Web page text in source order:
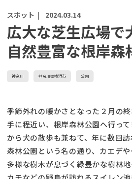
スポット | 2024.03.14
広大な芝生広場
自然豊富な根岸森
神奈川 神奈川県横浜市 公園
季節外れの暖かさとなった２月の
手に程近い、根岸森林公園へ行っ
から犬の散歩も兼ねて、年に数回訪
森林公園という名の通り、カエデ
多様な樹木が息づく緑豊かな樹林地